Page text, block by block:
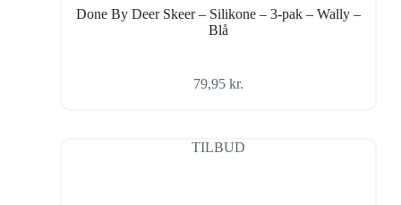
Done By Deer Skeer – Silikone – 3-pak – Wally –
Blå
79,95 kr.
TILBUD